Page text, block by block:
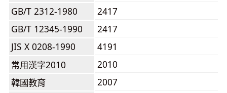
GB/T 2312-1980
2417
GB/T 12345-1990
2417
JIS X 0208-1990
4191
常用漢字2010
2010
韓國教育
2007